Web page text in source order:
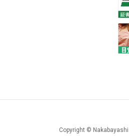
Copyright ©